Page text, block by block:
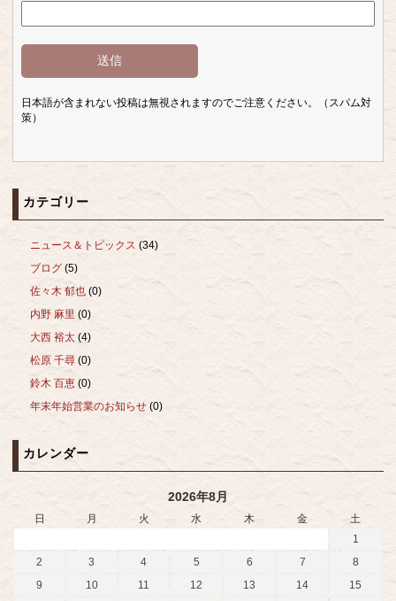
日本語が含まれない投稿は無視されますのでご注意ください。（スパム対
策）
カテゴリー
ニュース＆トピックス (34)
ブログ (5)
佐々木 郁也 (0)
内野 麻里 (0)
大西 裕太 (4)
松原 千尋 (0)
鈴木 百恵 (0)
年末年始営業のお知らせ (0)
カレンダー
2026年8月
日 月 火 水 木 金
土
1
2
3 4 5 6 7
8
9
10 11 12 13 14
15